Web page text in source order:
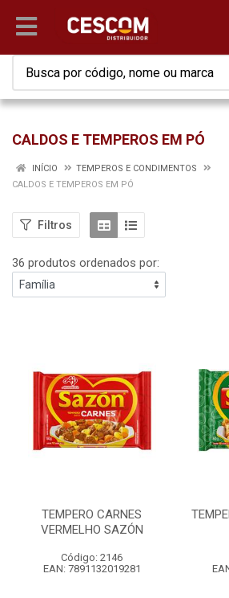
CALDOS E TEMPEROS EM PÓ
INÍCIO
TEMPEROS E CONDIMENTOS
CALDOS E TEMPEROS EM PÓ
Filtros
36 produtos ordenados por:
TEMPERO CARNES
VERMELHO SAZÓN
Código: 2146
EAN: 7891132019281